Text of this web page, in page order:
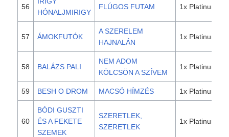
56
HÓNALJMIRIGY
FLÚGOS FUTAM 1x Platinum
57 ÁMOKFUTÓK
A SZERELEM
HAJNALÁN
1x Platinum
58 BALÁZS PALI
NEM ADOM
KÖLCSÖN A SZÍVEM
1x Platinum
59 BESH O DROM MACSÓ HÍMZÉS 1x Platinum
60
BÓDI GUSZTI
ÉS A FEKETE
SZEMEK
SZERETLEK,
SZERETLEK
1x Platinum